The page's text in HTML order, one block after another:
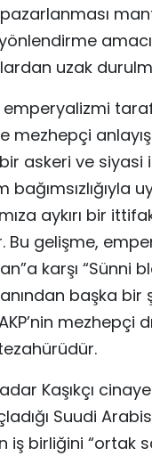
uzak
emperyalizmi
mezhepçi
askeri ve
bağımsızlığıyla
aykırı bir
Bu gelişme,
karşı “Sünni
başka bir
mezhepçi
Kaşıkçı
Suudi
iş birliğini “ortak